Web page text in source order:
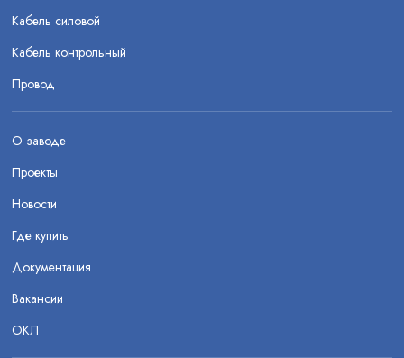
Кабель силовой
Кабель контрольный
Провод
О заводе
Проекты
Новости
Где купить
Документация
Вакансии
ОКЛ